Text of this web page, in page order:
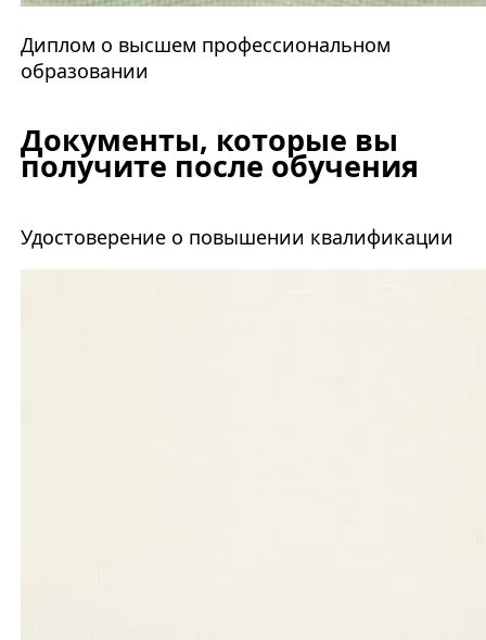
Диплом о высшем профессиональном
образовании
Документы, которые вы
получите после обучения
Удостоверение о повышении квалификации